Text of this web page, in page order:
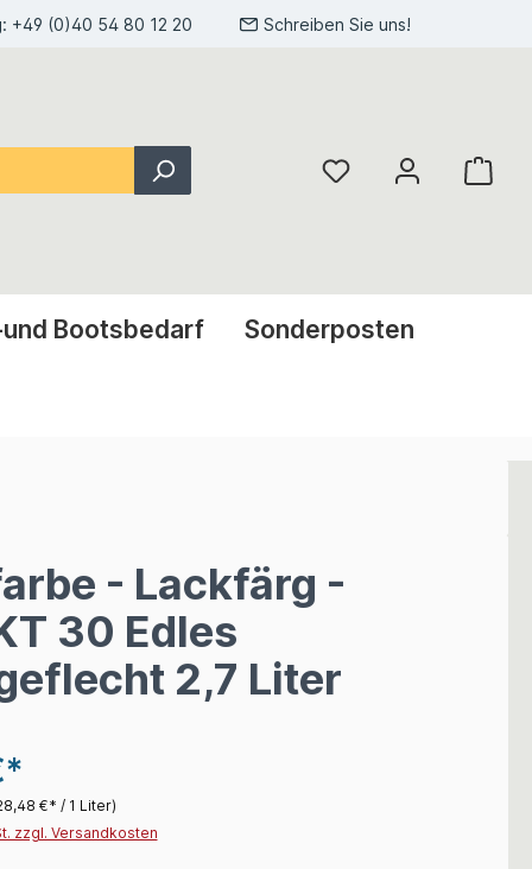
+49 (0)40 54 80 12 20 Schreiben Sie uns!
und Bootsbedarf Sonderposten
- Lackfärg -
30 Edles
2,7 Liter
€* / 1 Liter)
zzgl. Versandkosten